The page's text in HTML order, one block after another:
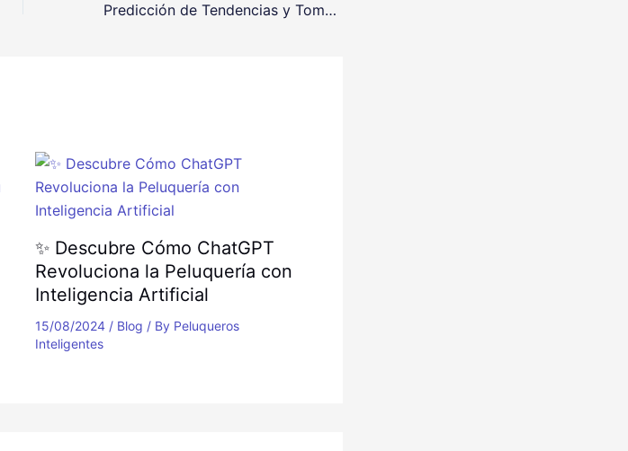
Predicción de Tendencias y Toma de Decisiones en Peluquería con IA
✨ Descubre Cómo ChatGPT
Revoluciona la Peluquería con
Inteligencia Artificial
15/08/2024 / Blog / By Peluqueros
Inteligentes